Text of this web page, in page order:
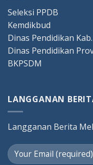
Seleksi PPDB
Kemdikbud
Dinas Pendidikan
Dinas Pendidikan
BKPSDM
LANGGANAN
Langganan Berita